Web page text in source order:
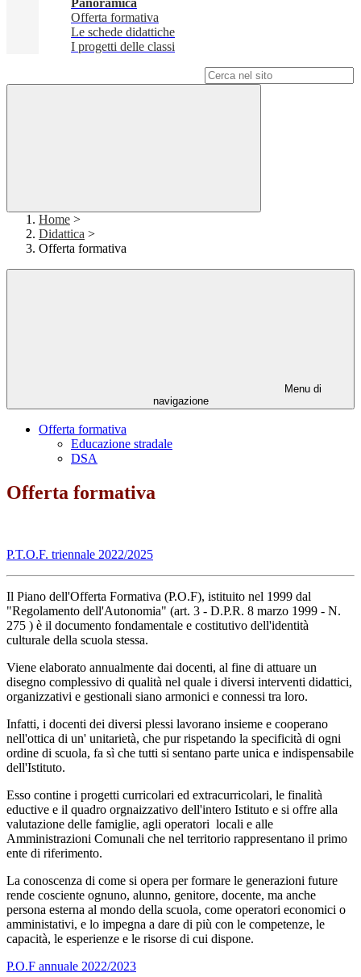
Panoramica
Offerta formativa
Le schede didattiche
I progetti delle classi
Home >
Didattica >
Offerta formativa
Menu di
navigazione
Offerta formativa
Educazione stradale
DSA
Offerta formativa
P.T.O.F. triennale 2022/2025
Il Piano dell'Offerta Formativa (P.O.F), istituito nel 1999 dal
"Regolamento dell'Autonomia" (art. 3 - D.P.R. 8 marzo 1999 - N.
275 ) è il documento fondamentale e costitutivo dell'identità
culturale della scuola stessa.
Viene elaborato annualmente dai docenti, al fine di attuare un
disegno complessivo di qualità nel quale i diversi interventi didattici,
organizzativi e gestionali siano armonici e connessi tra loro.
Infatti, i docenti dei diversi plessi lavorano insieme e cooperano
nell'ottica di un' unitarietà, che pur rispetando la specificità di ogni
ordine di scuola, fa sì che tutti si sentano parte unica e indispensabile
dell'Istituto.
Esso contine i progetti curricolari ed extracurricolari, le finalità
eductive e il quadro orgnaizzativo dell'intero Istituto e si offre alla
valutazione delle famiglie, agli operatori locali e alle
Amministrazioni Comunali che nel territorio rappresentano il primo
ente di riferimento.
La conoscenza di come si opera per formare le generazioni future
rende cosciente ognuno, alunno, genitore, docente, ma anche
persona esterna al mondo della scuola, come operatori economici o
amministativi, e lo impegna a dare di più con le competenze, le
capacità, le esperienze e le risorse di cui dispone.
P.O.F annuale 2022/2023